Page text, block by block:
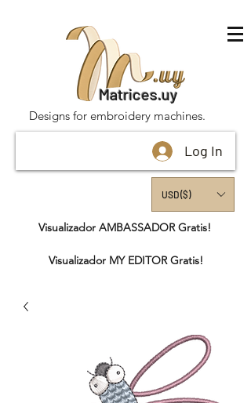
Matrices.uy
Designs for embroidery machines.
Log In
USD ($)
Visualizador AMBASSADOR Gratis!
Visualizador MY EDITOR Gratis!